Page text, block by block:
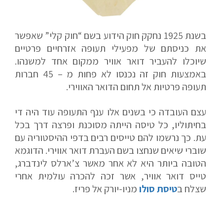
בשנת 1925 נחקק חוק הידוע בשם “חוק קלי” שאפשר
את כניסתם של מפעילי תעופה אזרחיים פרטיים
שיוכלו להעביר דואר אוויר ממקום אחד למשנהו.
באמצעות חוק זה נכנסו לא פחות מ – 45 חברות
תעופה פרטיות אל תחום הדואר האווירי.
עצם העובדה כי בשנים אלו ענף התעופה עוד היה די
בחיתוליו, כל טיסה הייתה מסוכנת ופרצה דרך בכל
עת. כך נרשמו להם טייסים רבים בדפי ההיסטוריה עם
שוברי שיאים שנחצו בשם העברת דואר אווירי. הדוגמא
הטובה ביותר היא לא אחר מאשר צ’ארלס לינדברג,
טייס דואר אוויר, אשר זכה להכרה עולמית אחרי
שצלח בטיסת סולומניו-יורק אל פריז.